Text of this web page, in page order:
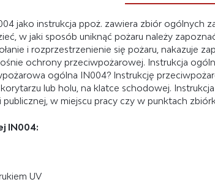
jako instrukcja ppoż. zawiera zbiór ogólnych
w jaki sposób uniknąć pożaru należy
i rozprzestrzenienie się pożaru, nakazuje
ochrony przeciwpożarowej. Instrukcja
ogólna IN004? Instrukcję
lub holu, na klatce schodowej.
w miejscu pracy czy w punktach
IN004:
UV